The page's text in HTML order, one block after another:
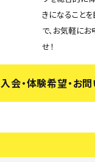
きになること
で、お気軽に
せ！
入会・体験希望・お